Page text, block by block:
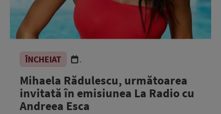
ÎNCHEIAT .
Mihaela Rădulescu, următoarea
invitată în emisiunea La Radio cu
Andreea Esca